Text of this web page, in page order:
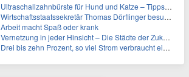
Ultraschallzahnbürste für Hund und Katze – Tipps zur erfolgreichen Eingewöhnung
Wirtschaftsstaatssekretär Thomas Dörflinger besucht Handwerksbetrieb im Kammerbezirk Freiburg
Arbeit macht Spaß oder krank
Vernetzung in jeder Hinsicht – Die Städte der Zukunft sind grün-blau
Drei bis zehn Prozent, so viel Strom verbraucht ein Aufzug im Gebäude